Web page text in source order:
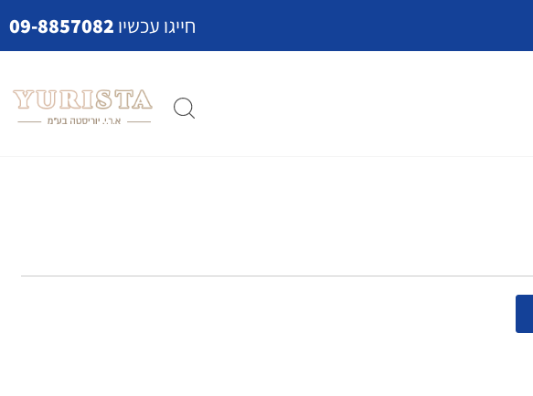
חייגו עכשיו 09-8857082